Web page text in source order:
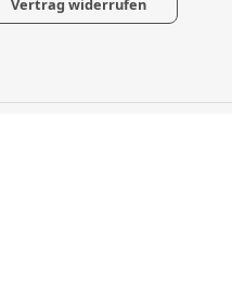
Vertrag widerrufen